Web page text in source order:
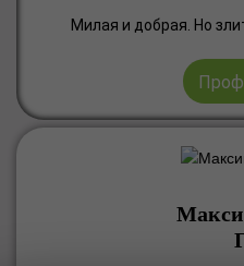
Милая и добрая. Но